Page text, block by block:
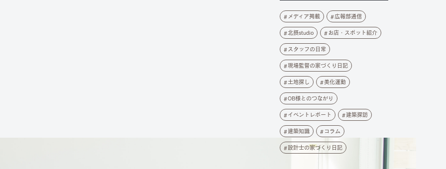
メディア掲載 広報部通信
北摂studio お店・スポット紹介
スタッフの日常
現場監督の家づくり日記
土地探し 美化運動
OB様とのつながり
イベントレポート 建築探訪
建築知識 コラム
設計士の家づくり日記